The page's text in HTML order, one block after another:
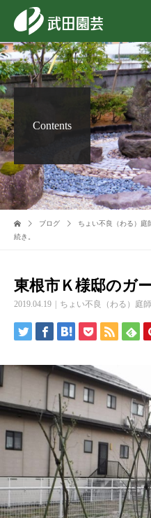
Contents
ブログ ちょい不良（わる）庭
続き。
東根市Ｋ様邸のガ
2019.04.19 ちょい不良（わる）庭